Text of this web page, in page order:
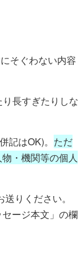
そぐわない内容
長すぎたりしな
はOK)。 ただ
・機関等の個人
送りください。
ージ本文」の欄